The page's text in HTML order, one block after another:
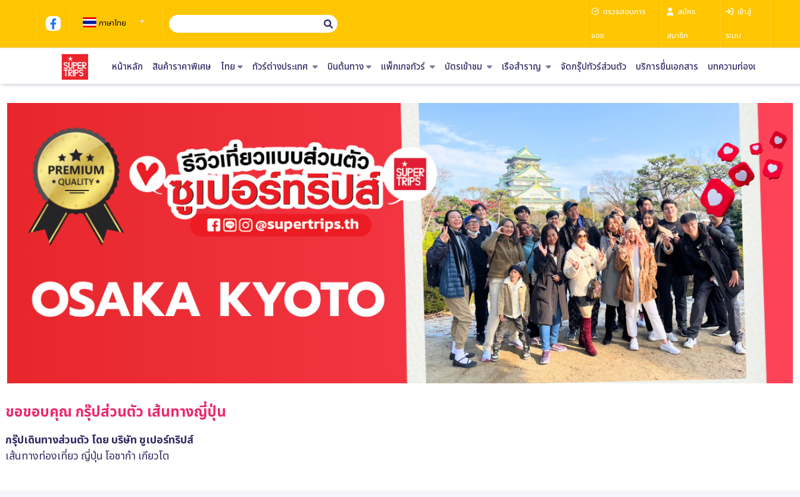
ภาษาไทย
ตรวจสอบการ
จอง
สมัคร
สมาชิก
เข้าสู่
ระบบ
หน้าหลัก สินค้าราคาพิเศษ ไทย ทัวร์ต่างประเทศ บินต้นทาง แพ็กเกจทัวร์ บัตรเข้าชม เรือสำราญ จัดกรุ๊ปทัวร์ส่วนตัว บริการยื่นเอกสาร บทความท่องเที่ยว
ขอขอบคุณ กรุ๊ปส่วนตัว เส้นทางญี่ปุ่น
กรุ๊ปเดินทางส่วนตัว โดย บริษัท ซูเปอร์ทริปส์
เส้นทางท่องเที่ยว ญี่ปุ่น โอซาก้า เกียวโต